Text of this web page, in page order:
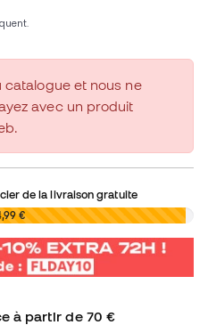
et nous ne
avec un produit
de la livraison gratuite
€
à partir de 70 €